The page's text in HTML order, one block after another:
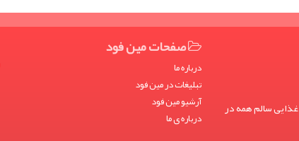
سالم همه در
صفحات مین فود
درباره ما
تبلیغات در مین فود
آرشیو مین فود
درباره ی ما